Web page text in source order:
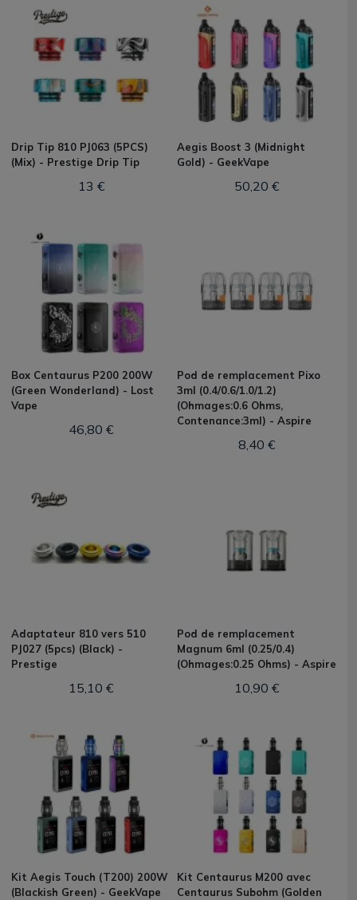
Drip Tip 810 PJ063 (5PCS)
(Mix) - Prestige Drip Tip
13 €
Aegis Boost 3 (Midnight
Gold) - GeekVape
50,20 €
Box Centaurus P200 200W
(Green Wonderland) - Lost
Vape
46,80 €
Pod de remplacement Pixo
3ml (0.4/0.6/1.0/1.2)
(Ohmages:0.6 Ohms,
Contenance:3ml) - Aspire
8,40 €
Adaptateur 810 vers 510
PJ027 (5pcs) (Black) -
Prestige
15,10 €
Pod de remplacement
Magnum 6ml (0.25/0.4)
(Ohmages:0.25 Ohms) - Aspire
10,90 €
Kit Aegis Touch (T200) 200W
(Blackish Green) - GeekVape
Kit Centaurus M200 avec
Centaurus Subohm (Golden